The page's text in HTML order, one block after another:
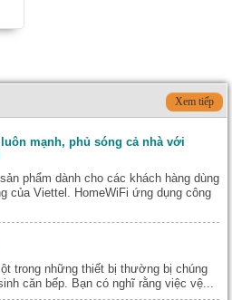
Xem tiếp
mạnh, phủ sóng cả nhà với
phẩm dành cho các khách hàng dùng
của Viettel. HomeWiFi ứng dụng công
trong những thiết bị thường bị chúng
căn bếp. Bạn có nghĩ rằng việc vệ...